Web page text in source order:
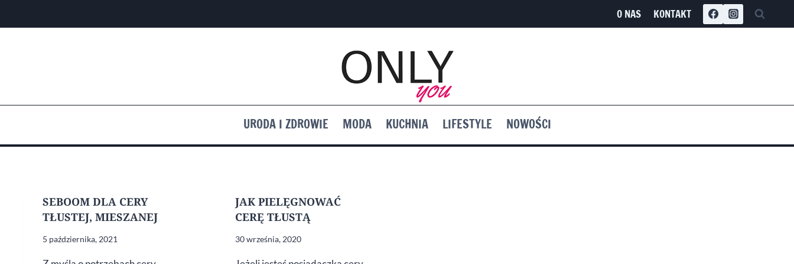
O NAS KONTAKT
URODA I ZDROWIE MODA KUCHNIA LIFESTYLE NOWOŚCI
SEBOOM DLA CERY
TŁUSTEJ, MIESZANEJ
5 października, 2021
JAK PIELĘGNOWAĆ
CERĘ TŁUSTĄ
30 września, 2020